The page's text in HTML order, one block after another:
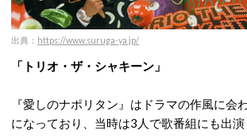
出典： https://www.suruga-ya.jp/
「トリオ・ザ・シャキーン」
『愛しのナポリタン』はドラマの作風に会
になっており、当時は3人で歌番組にも出演